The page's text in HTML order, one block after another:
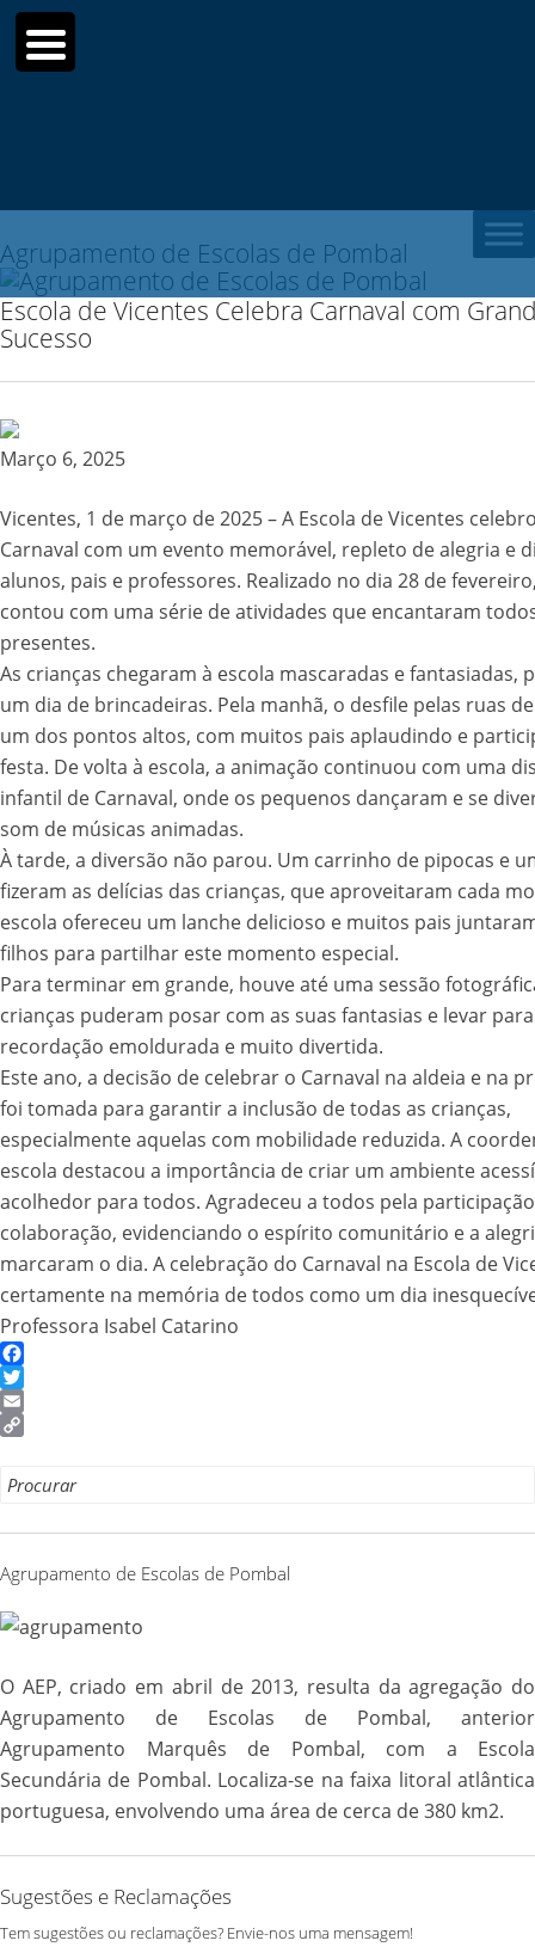
for:
Agrupamento de Escolas de Pombal
Escola de Vicentes Celebra Carnaval com
Sucesso
Março 6, 2025
Vicentes, 1 de março de 2025 – A Escola de Vicentes
Carnaval com um evento memorável, repleto de alegria e
alunos, pais e professores. Realizado no dia 28 de
contou com uma série de atividades que encantaram
presentes.
As crianças chegaram à escola mascaradas e fantasiadas,
um dia de brincadeiras. Pela manhã, o desfile pelas ruas
um dos pontos altos, com muitos pais aplaudindo e
festa. De volta à escola, a animação continuou com uma
infantil de Carnaval, onde os pequenos dançaram e se
som de músicas animadas.
À tarde, a diversão não parou. Um carrinho de pipocas e
fizeram as delícias das crianças, que aproveitaram cada
escola ofereceu um lanche delicioso e muitos pais
filhos para partilhar este momento especial.
Para terminar em grande, houve até uma sessão
crianças puderam posar com as suas fantasias e levar
recordação emoldurada e muito divertida.
Este ano, a decisão de celebrar o Carnaval na aldeia e na
foi tomada para garantir a inclusão de todas as crianças,
especialmente aquelas com mobilidade reduzida. A
escola destacou a importância de criar um ambiente
acolhedor para todos. Agradeceu a todos pela
colaboração, evidenciando o espírito comunitário e a
marcaram o dia. A celebração do Carnaval na Escola de
certamente na memória de todos como um dia
Professora Isabel Catarino
Facebook
Twitter
Email
Link
Search
Agrupamento de Escolas de Pombal
O AEP, criado em abril de 2013, resulta da agregação do
Agrupamento de Escolas de Pombal, anterior
Agrupamento Marquês de Pombal, com a Escola
Secundária de Pombal. Localiza-se na faixa litoral atlântica
portuguesa, envolvendo uma área de cerca de 380 km2.
Sugestões e Reclamações
Tem sugestões ou reclamações? Envie-nos uma mensagem!